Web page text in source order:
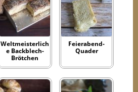
Weltmeisterlich
e Backblech-
Brötchen
Feierabend-
Quader